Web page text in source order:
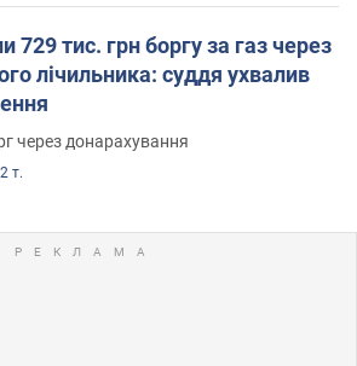
729 тис. грн боргу за газ через
лічильника: суддя ухвалив
через донарахування
т.